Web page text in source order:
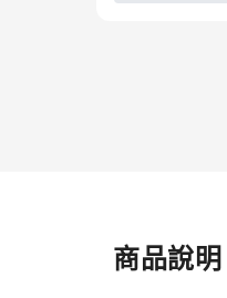
商品說明